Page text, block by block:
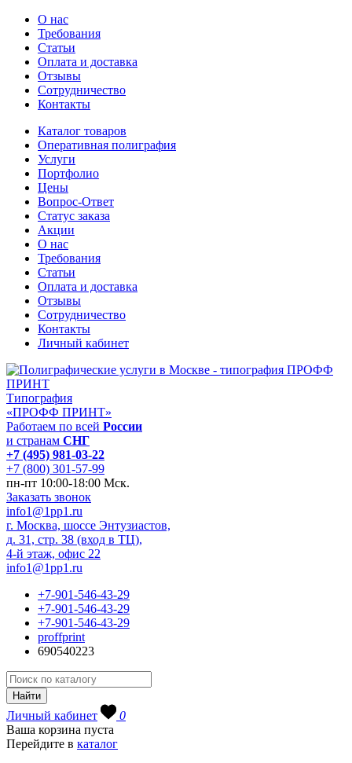
О нас
Требования
Статьи
Оплата и доставка
Отзывы
Сотрудничество
Контакты
Каталог товаров
Оперативная полиграфия
Услуги
Портфолио
Цены
Вопрос-Ответ
Статус заказа
Акции
О нас
Требования
Статьи
Оплата и доставка
Отзывы
Сотрудничество
Контакты
Личный кабинет
Типография
«ПРОФФ ПРИНТ»
Работаем по всей России
и странам СНГ
+7 (495) 981-03-22
+7 (800) 301-57-99
пн-пт 10:00-18:00 Мск.
Заказать звонок
info1@1pp1.ru
г. Москва, шоссе Энтузиастов,
д. 31, стр. 38 (вход в ТЦ),
4-й этаж, офис 22
info1@1pp1.ru
+7-901-546-43-29
+7-901-546-43-29
+7-901-546-43-29
proffprint
690540223
Личный кабинет
0
Ваша корзина пуста
Перейдите в каталог